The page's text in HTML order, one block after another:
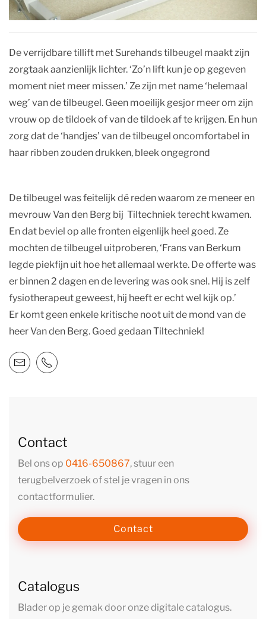
De verrijdbare tillift met Surehands tilbeugel maakt zijn
zorgtaak aanzienlijk lichter. ‘Zo’n lift kun je op gegeven
moment niet meer missen.’ Ze zijn met name ‘helemaal
weg’ van de tilbeugel. Geen moeilijk gesjor meer om zijn
vrouw op de tildoek of van de tildoek af te krijgen. En hun
zorg dat de ‘handjes’ van de tilbeugel oncomfortabel in
haar ribben zouden drukken, bleek ongegrond
De tilbeugel was feitelijk dé reden waarom ze meneer en
mevrouw Van den Berg bij Tiltechniek terecht kwamen.
En dat beviel op alle fronten eigenlijk heel goed. Ze
mochten de tilbeugel uitproberen, ‘Frans van Berkum
legde piekfijn uit hoe het allemaal werkte. De offerte was
er binnen 2 dagen en de levering was ook snel. Hij is zelf
fysiotherapeut geweest, hij heeft er echt wel kijk op.’
Er komt geen enkele kritische noot uit de mond van de
heer Van den Berg. Goed gedaan Tiltechniek!
Contact
Bel ons op 0416-650867, stuur een
terugbelverzoek of stel je vragen in ons
contactformulier.
Contact
Catalogus
Blader op je gemak door onze digitale catalogus.